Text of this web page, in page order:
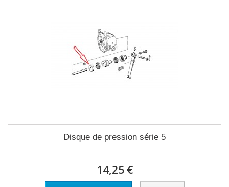
Disque de pression série 5
14,25 €